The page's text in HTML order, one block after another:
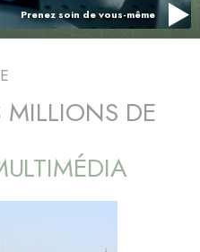
Prenez soin de vous-même
MILLIONS DE